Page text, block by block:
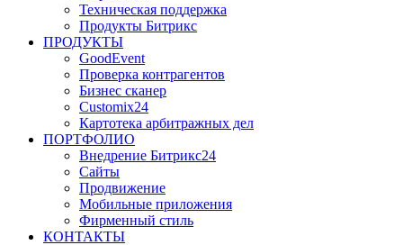
Техническая поддержка
Продукты Битрикс
ПРОДУКТЫ
GoodEvent
Проверка контрагентов
Бизнес сканер
Customix24
Картотека арбитражных дел
ПОРТФОЛИО
Внедрение Битрикс24
Сайты
Продвижение
Мобильные приложения
Фирменный стиль
КОНТАКТЫ